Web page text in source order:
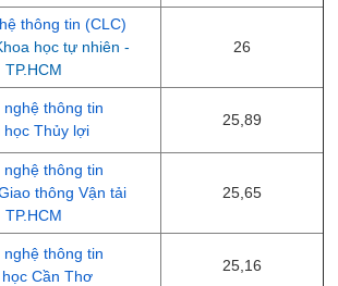
thông tin (CLC)
học tự nhiên -
TP.HCM
26
nghệ thông tin
Thủy lợi
25,89
nghệ thông tin
thông Vận tải
TP.HCM
25,65
nghệ thông tin
Cần Thơ
25,16